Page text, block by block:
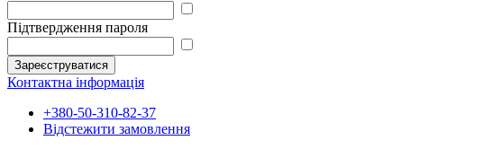
Підтвердження пароля
Зареєструватися
Контактна інформація
+380-50-310-82-37
Відстежити замовлення